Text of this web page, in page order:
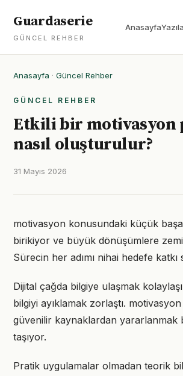
Guardaserie
GÜNCEL REHBER
Anasayfa
Anasayfa · Güncel Rehber
GÜNCEL REHBER
Etkili bir motivasyon
nasıl oluşturulur?
31 Mayıs 2026
motivasyon konusundaki küçük
birikiyor ve büyük dönüşümlere
Sürecin her adımı nihai hedefe katkı
Dijital çağda bilgiye ulaşmak
bilgiyi ayıklamak zorlaştı.
güvenilir kaynaklardan yararlanmak
taşıyor.
Pratik uygulamalar olmadan teorik